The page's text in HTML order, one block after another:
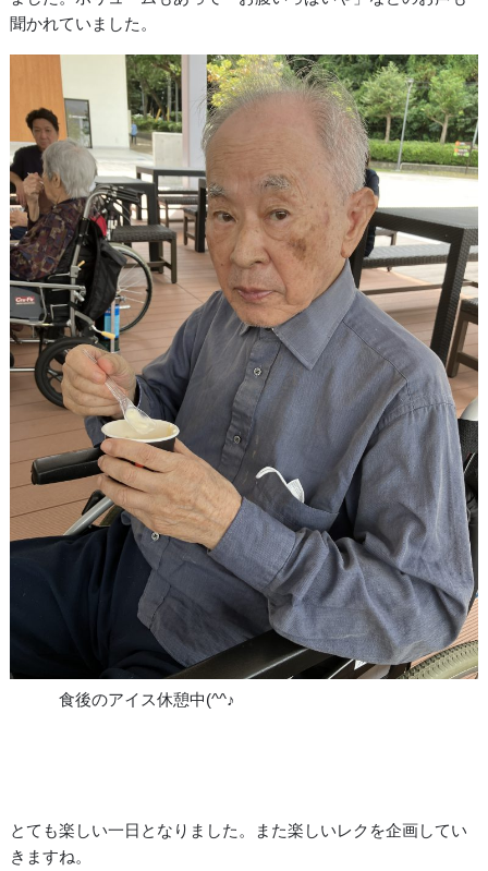
聞かれていました。
食後のアイス休憩中(^^♪
とても楽しい一日となりました。また楽しいレクを企画してい
きますね。